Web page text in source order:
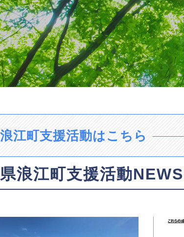
江町支援活動はこちら
浪江町支援活動NEWS